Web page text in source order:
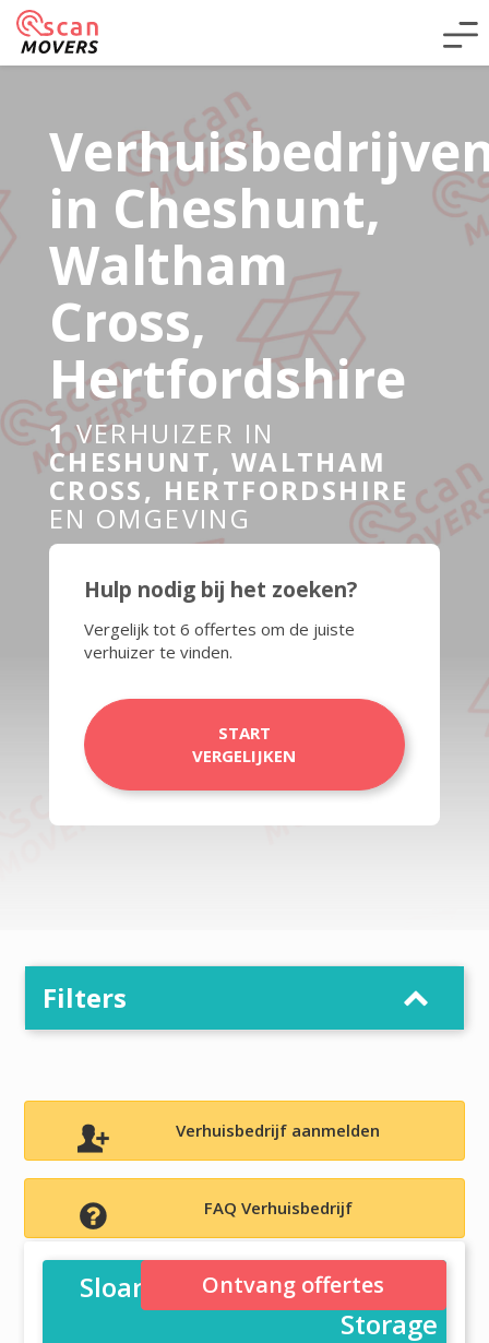
in Cheshunt,
Waltham
Cross,
Hertfordshire
1 VERHUIZER IN
CHESHUNT, WALTHAM
CROSS, HERTFORDSHIRE
EN OMGEVING
Hulp nodig bij het zoeken?
Vergelijk tot 6 offertes om de juiste
verhuizer te vinden.
START
VERGELIJKEN
Filters
Verhuisbedrijf aanmelden
FAQ Verhuisbedrijf
Sloane Young Removals and
Storage
Ontvang offertes